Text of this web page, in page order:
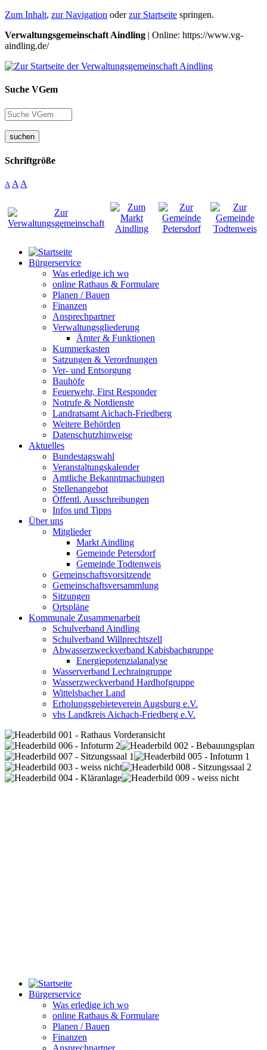
Zum Inhalt, zur Navigation oderzur Startseite springen.
Verwaltungsgemeinschaft Aindling | Online: https://www.vg-
aindling.de/
Suche VGem
suchen
Schriftgröße
A A A
Bürgerservice
Was erledige ich wo
online Rathaus & Formulare
Planen / Bauen
Finanzen
Ansprechpartner
Verwaltungsgliederung
Ämter & Funktionen
Kummerkasten
Satzungen & Verordnungen
Ver- und Entsorgung
Bauhöfe
Feuerwehr, First Responder
Notrufe & Notdienste
Landratsamt Aichach-Friedberg
Weitere Behörden
Datenschutzhinweise
Aktuelles
Bundestagswahl
Veranstaltungskalender
Amtliche Bekanntmachungen
Stellenangebot
Öffentl. Ausschreibungen
Infos und Tipps
Über uns
Mitglieder
Markt Aindling
Gemeinde Petersdorf
Gemeinde Todtenweis
Gemeinschaftsvorsitzende
Gemeinschaftsversammlung
Sitzungen
Ortspläne
Kommunale Zusammenarbeit
Schulverband Aindling
Schulverband Willprechtszell
Abwasserzweckverband Kabisbachgruppe
Energiepotenzialanalyse
Wasserverband Lechraingruppe
Wasserzweckverband Hardhofgruppe
Wittelsbacher Land
Erholungsgebieteverein Augsburg e.V.
vhs Landkreis Aichach-Friedberg e.V.
Bürgerservice
Was erledige ich wo
online Rathaus & Formulare
Planen / Bauen
Finanzen
Ansprechpartner